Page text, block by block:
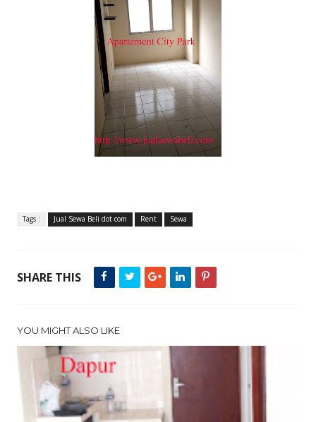
Tags : Jual Sewa Beli dot com Rent Sewa
SHARE THIS
YOU MIGHT ALSO LIKE